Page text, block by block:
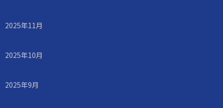
2025年11月
2025年10月
2025年9月